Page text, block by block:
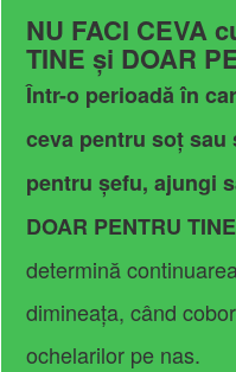
NU FACI CEVA
TINE și DOAR
Într-o perioadă în
ceva pentru soț sau
pentru șefu, ajungi
DOAR PENTRU
determină
dimineața, când
ochelarilor pe nas.